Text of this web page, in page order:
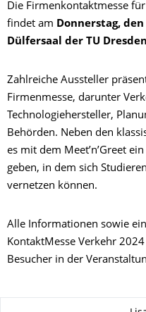
Die Firmenkontaktmesse
findet am Donnerstag,
Dülfersaal der TU Dresden
Zahlreiche Aussteller
Firmenmesse, darunter
Technologiehersteller,
Behörden. Neben den
es mit dem Meet’n’Greet
geben, in dem sich
vernetzen können.
Alle Informationen sowie
KontaktMesse Verkehr
Besucher in der